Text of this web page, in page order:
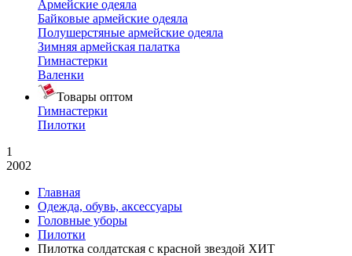
Армейские одеяла
Байковые армейские одеяла
Полушерстяные армейские одеяла
Зимняя армейская палатка
Гимнастерки
Валенки
Товары оптом
Гимнастерки
Пилотки
1
2002
Главная
Одежда, обувь, аксессуары
Головные уборы
Пилотки
Пилотка солдатская с красной звездой ХИТ